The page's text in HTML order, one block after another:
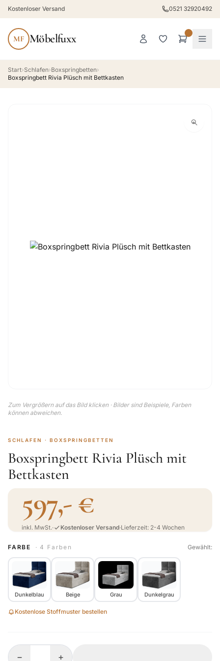
Kostenloser Versand 0521 32920492
MF Möbelfuxx
Start›Schlafen›Boxspringbetten›
Boxspringbett Rivia Plüsch mit Bettkasten
Zum Vergrößern auf das Bild klicken · Bilder sind Beispiele, Farben
können abweichen.
SCHLAFEN · BOXSPRINGBETTEN
Boxspringbett Rivia Plüsch mit
Bettkasten
597,- €
inkl. MwSt.· Kostenloser Versand·Lieferzeit: 2-4 Wochen
FARBE · 4 Farben Gewählt:
Dunkelblau Beige Grau Dunkelgrau
Kostenlose Stoffmuster bestellen
− +